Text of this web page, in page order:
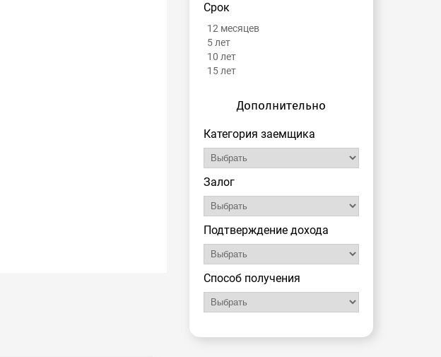
Срок
12 месяцев
5 лет
10 лет
15 лет
Дополнительно
Категория заемщика
Залог
Подтверждение дохода
Способ получения